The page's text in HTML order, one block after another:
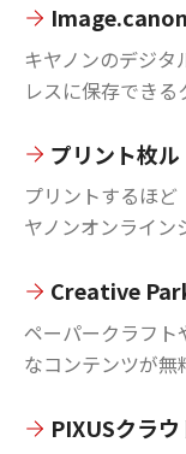
Image.canon
キヤノンのデジ
レスに保存できる
プリント枚ル
プリントするほ
ヤノンオンライン
Creative
ペーパークラフト
なコンテンツが無
PIXUSクラ